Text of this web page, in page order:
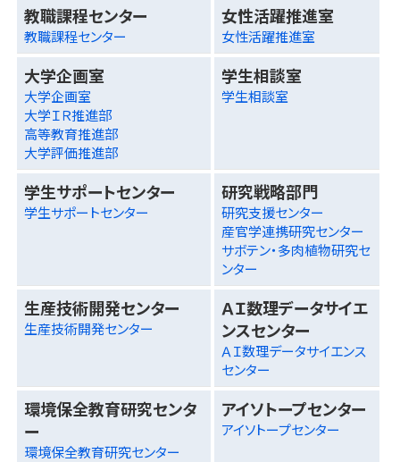
教職課程センター
教職課程センター
女性活躍推進室
女性活躍推進室
大学企画室
大学企画室
大学ＩＲ推進部
高等教育推進部
大学評価推進部
学生相談室
学生相談室
学生サポートセンター
学生サポートセンター
研究戦略部門
研究支援センター
産官学連携研究センター
サボテン・多肉植物研究セ
ンター
生産技術開発センター
生産技術開発センター
ＡＩ数理データサイエ
ンスセンター
ＡＩ数理データサイエンス
センター
環境保全教育研究センタ
ー
環境保全教育研究センター
アイソトープセンター
アイソトープセンター